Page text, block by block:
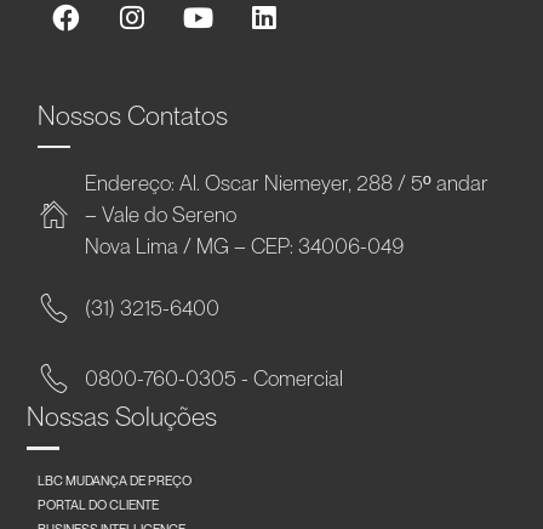
Nossos Contatos
Endereço: Al. Oscar Niemeyer, 288 / 5º andar
– Vale do Sereno
Nova Lima / MG – CEP: 34006-049
(31) 3215-6400
0800-760-0305 - Comercial
Nossas Soluções
LBC MUDANÇA DE PREÇO
PORTAL DO CLIENTE